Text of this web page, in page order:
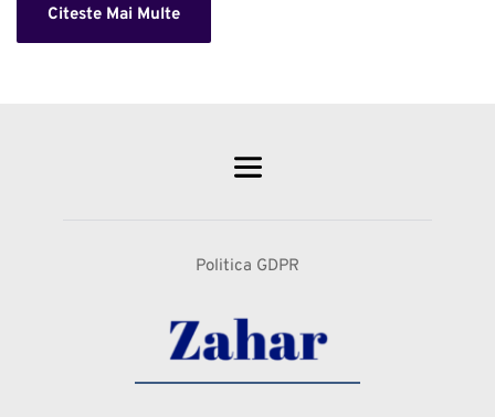
Citeste Mai Multe
Politica GDPR